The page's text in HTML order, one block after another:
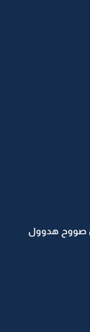
صووح هدوول